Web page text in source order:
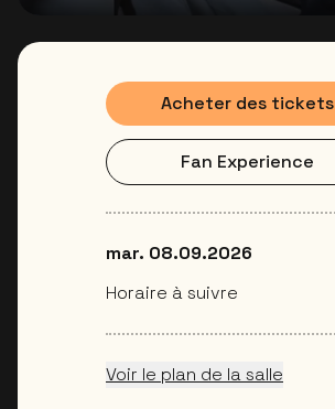
Acheter des tickets
Fan Experience
mar. 08.09.2026
Horaire à suivre
Voir le plan de la salle